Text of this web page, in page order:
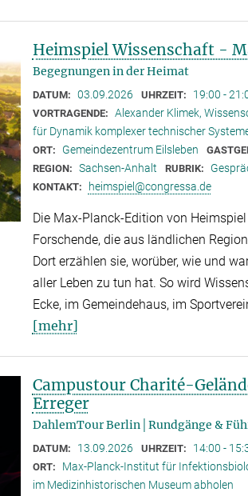
Heimspiel Wissenschaft -
Begegnungen in der Heimat
DATUM: 03.09.2026 UHRZEIT: 19:00 -
VORTRAGENDE: Alexander Klimek,
für Dynamik komplexer technischer
ORT: Gemeindezentrum Eilsleben
REGION: Sachsen-Anhalt RUBRIK:
KONTAKT: heimspiel@congressa.de
Die Max-Planck-Edition von
Forschende, die aus ländlichen
Dort erzählen sie, worüber, wie und
aller Leben zu tun hat. So wird
Ecke, im Gemeindehaus, im
[mehr]
Campustour Charité-
Erreger
DahlemTour Berlin│Rundgänge &
DATUM: 13.09.2026 UHRZEIT: 14:00 -
ORT:
Max-Planck-Institut für
im Medizinhistorischen Museum abholen